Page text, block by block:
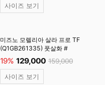
사이즈 보기
미즈노 모렐리아 살라 프로 TF
(Q1GB261335) 풋살화 #
19% 129,000 159,000
사이즈 보기